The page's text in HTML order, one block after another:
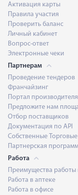
Активация карты
Правила участия
Проверить баланс
Личный кабинет
Вопрос-ответ
Электронные чеки
Партнерам
Проведение тендеров
Франчайзинг
Портал производителя
Предложите нам
Отбор поставщиков
Документация по API
Собственные
Партнерская
Работа
Преимущества работы
Работа в аптеке
Работа в офисе